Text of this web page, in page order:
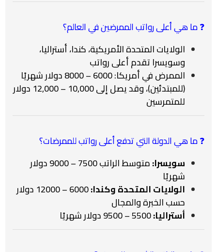
❓ ما هي أعلى رواتب الممرضين في العالم؟
الولايات المتحدة الأمريكية، كندا، أستراليا،
وسويسرا تقدم أعلى رواتب
الممرض في أمريكا: 6000 – 8000 دولار شهريًا
(للمبتدئين)، وقد يصل إلى 10,000 – 12,000 دولار
للمتمرسين
❓ ما هي الدولة التي تدفع أعلى رواتب للممرضات؟
سويسرا:
متوسط الراتب 7500 – 9000 دولار
شهريًا
الولايات المتحدة وكندا:
6000 – 12000 دولار
حسب الخبرة والمجال
أستراليا:5500 – 9500 دولار شهريًا